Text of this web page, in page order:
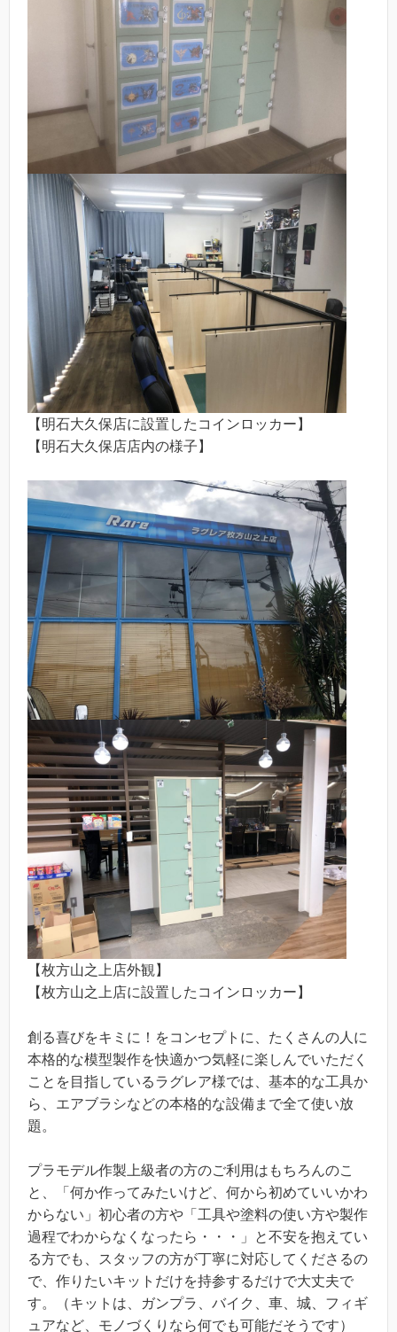
【明石大久保店に設置したコインロッカー】
【明石大久保店店内の様子】
【枚方山之上店外観】
【枚方山之上店に設置したコインロッカー】
創る喜びをキミに！をコンセプトに、たくさんの人に
本格的な模型製作を快適かつ気軽に楽しんでいただく
ことを目指しているラグレア様では、基本的な工具か
ら、エアブラシなどの本格的な設備まで全て使い放
題。
プラモデル作製上級者の方のご利用はもちろんのこ
と、「何か作ってみたいけど、何から初めていいかわ
からない」初心者の方や「工具や塗料の使い方や製作
過程でわからなくなったら・・・」と不安を抱えてい
る方でも、スタッフの方が丁寧に対応してくださるの
で、作りたいキットだけを持参するだけで大丈夫で
す。（キットは、ガンプラ、バイク、車、城、フィギ
ュアなど、モノづくりなら何でも可能だそうです）